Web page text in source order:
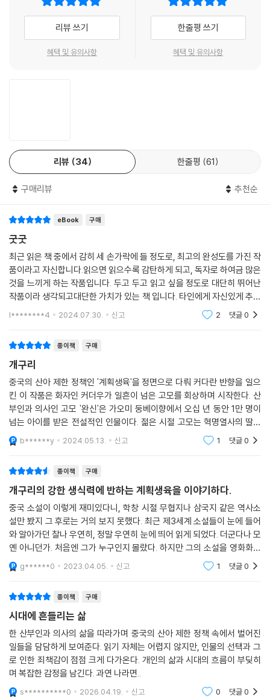
▶ 『개구리』는 생명의 본질을 추구하면서 인간성에 대한 뜨거운 사랑을 보
여 준다.
─ 마오둔 문학상 선정 위원회
▶ 중국인에게 가장 민감한 주제를 다룬 대담한 소설. ─ 《차이나 데일리》
리뷰 쓰기
혜택 및 유의사항
한줄평 쓰기
혜택 및 유의사항
리뷰 34 한줄평 61
구매리뷰 추천순
eBook 구매
굿굿
최근 읽은 책 중에서 감히 세 손가락에 들 정도로, 최고의 완성도를 가진 작
품이라고 자신합니다.읽으면 읽으수록 감탄하게 되고, 독자로 하여금 많은
것을 느끼게 하는 작품입니다. 두고 두고 읽고 싶을 정도로 대단히 뛰어난
작품이라 생각되고대단한 가치가 있는 책 입니다. 타인에게 자신있게 추천
하고 싶은 좋은 책 입니다.자신있게 강추 합니다.
l********4 2024.07.30. 신고 2 댓글0
종이책 구매
개구리
중국의 산아 제한 정책인 '계획생육'을 정면으로 다뤄 커다란 반향을 일으
킨 이 작품은 화자인 커더우가 일흔이 넘은 고모를 회상하며 시작한다. 산
부인과 의사인 고모 '완신'은 가오미 둥베이향에서 오십 년 동안 1만 명이
넘는 아이를 받은 전설적인 인물이다. 젊은 시절 고모는 혁명열사의 딸이
라는 출신 성분에 신식 의술까지 배운 전도유망한 신여성이었다. 그러나
공군 조종사였던
b******y 2024.05.13. 신고 1 댓글0
종이책 구매
개구리의 강한 생식력에 반하는 계획생육을 이야기하다.
중국 소설이 이렇게 재미있다니, 학창 시절 무협지나 삼국지 같은 역사소
설만 봤지 그 후로는 거의 보지 못했다. 최근 제3세계 소설들이 눈에 들어
와 알아가던 찰나 우연히, 정말 우연히 눈에 띄어 읽게 되었다. 더군다나 모
옌 아니던가. 처음엔 그가 누구인지 몰랐다. 하지만 그의 소설을 영화화한
＜붉은 수수밭＞은 기억하고 있다. 공리가 여주로 나온 영화 말이다. 아마
도 영화특선으
g******0 2023.04.05. 신고 1 댓글0
종이책 구매
시대에 흔들리는 삶
한 산부인과 의사의 삶을 따라가며 중국의 산아 제한 정책 속에서 벌어진
일들을 담담하게 보여준다. 읽기 자체는 어렵지 않지만, 인물의 선택과 그
로 인한 죄책감이 점점 크게 다가온다. 개인의 삶과 시대의 흐름이 부딪히
며 복잡한 감정을 남긴다. 과연 나라면..
s**********0 2026.04.19. 신고 0 댓글0